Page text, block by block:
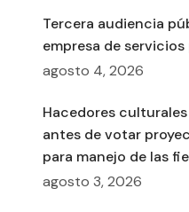
Tercera audiencia
empresa de
agosto 4, 2026
Hacedores
antes de votar
para manejo de las
agosto 3, 2026